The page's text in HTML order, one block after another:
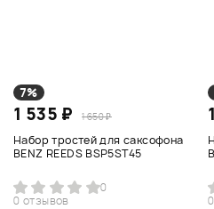
7%
1 535 ₽ 1 650 ₽
Набор тростей для саксофона
BENZ REEDS BSP5ST45
0
0 отзывов